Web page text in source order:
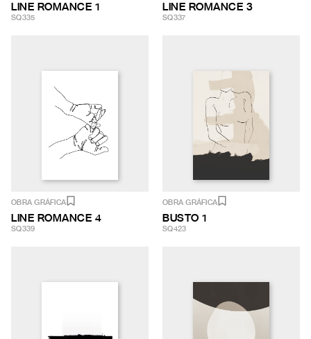
LINE ROMANCE 1
SQ335
LINE ROMANCE 3
SQ337
OBRA GRÁFICA
LINE ROMANCE 4
SQ339
OBRA GRÁFICA
BUSTO 1
SQ423